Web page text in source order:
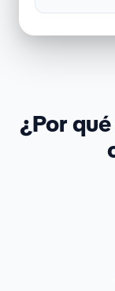
¿Por